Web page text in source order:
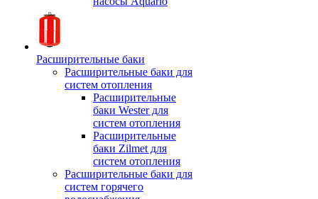
Расширительные баки
Расширительные баки для
систем отопления
Расширительные
баки Wester для
систем отопления
Расширительные
баки Zilmet для
систем отопления
Расширительные баки для
систем горячего